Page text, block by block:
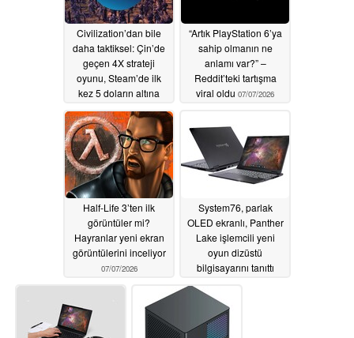
Civilization’dan bile
daha taktiksel: Çin’de
geçen 4X strateji
oyunu, Steam’de ilk
kez 5 doların altına
07/08/2026
“Artık PlayStation 6’ya
sahip olmanın ne
anlamı var?” –
Reddit’teki tartışma
viral oldu 07/07/2026
Half-Life 3’ten ilk
görüntüler mi?
Hayranlar yeni ekran
görüntülerini inceliyor
07/07/2026
System76, parlak
OLED ekranlı, Panther
Lake işlemcili yeni
oyun dizüstü
bilgisayarını tanıttı